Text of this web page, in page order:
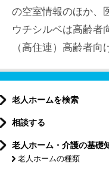
の空室情報のほか、
ウチシルベは高齢者
（高住連）高齢者
老人ホームを検索
相談する
老人ホーム・介護の基礎
老人ホームの種類